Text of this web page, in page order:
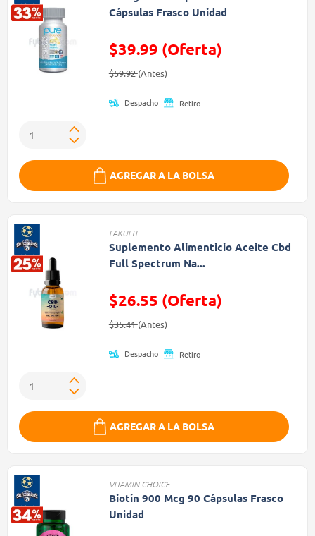
Cápsulas Frasco Unidad
$39.99 (Oferta)
Precio reducido de
$59.92(Antes)(Oferta)
Despacho Retiro
AGREGAR A LA BOLSA
FAKULTI
Suplemento Alimenticio Aceite Cbd
Full Spectrum Na...
$26.55 (Oferta)
Precio reducido de
$35.41(Antes)(Oferta)
Despacho Retiro
AGREGAR A LA BOLSA
VITAMIN CHOICE
Biotín 900 Mcg 90 Cápsulas Frasco
Unidad